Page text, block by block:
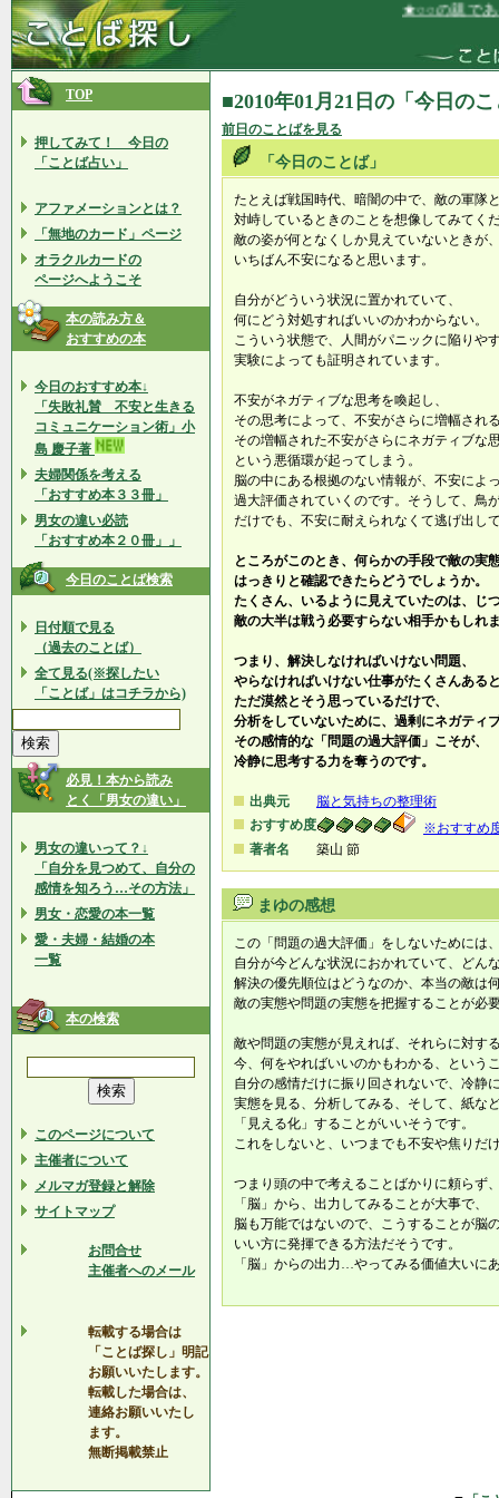
★○○の親である
TOP
押してみて！ 今日の
「ことば占い」
アファメーションとは？
「無地のカード」ページ
オラクルカードの
ページへようこそ
本の読み方＆
おすすめの本
今日のおすすめ本↓
「失敗礼賛 不安と生きる
コミュニケーション術」小
島 慶子著
夫婦関係を考える
「おすすめ本３３冊」
男女の違い必読
「おすすめ本２０冊」」
今日のことば検索
日付順で見る
（過去のことば）
全て見る(※探したい
「ことば」はコチラから)
必見！本から読み
とく「男女の違い」
男女の違いって？↓
「自分を見つめて、自分の
感情を知ろう…その方法」
男女・恋愛の本一覧
愛・夫婦・結婚の本
一覧
本の検索
このページについて
主催者について
メルマガ登録と解除
サイトマップ
お問合せ
主催者へのメール
転載する場合は
「ことば探し」明記
お願いいたします。
転載した場合は、
連絡お願いいたし
ます。
無断掲載禁止
■2010年01月21日の「今日の
前日のことばを見る
「今日のことば」
たとえば戦国時代、暗闇の中で、敵の軍隊
対峙しているときのことを想像してみてく
敵の姿が何となくしか見えていないときが
いちばん不安になると思います。
自分がどういう状況に置かれていて、
何にどう対処すればいいのかわからない。
こういう状態で、人間がパニックに陥りや
実験によっても証明されています。
不安がネガティブな思考を喚起し、
その思考によって、不安がさらに増幅され
その増幅された不安がさらにネガティブな
という悪循環が起ってしまう。
脳の中にある根拠のない情報が、不安によ
過大評価されていくのです。そうして、鳥
だけでも、不安に耐えられなくて逃げ出し
ところがこのとき、何らかの手段で敵の実
はっきりと確認できたらどうでしょうか。
たくさん、いるように見えていたのは、じ
敵の大半は戦う必要すらない相手かもしれ
つまり、解決しなければいけない問題、
やらなければいけない仕事がたくさんある
ただ漠然とそう思っているだけで、
分析をしていないために、過剰にネガティ
その感情的な「問題の過大評価」こそが、
冷静に思考する力を奪うのです。
出典元
脳と気持ちの整理術
おすすめ度
※おすすめ
著者名
築山 節
まゆの感想
この「問題の過大評価」をしないためには
自分が今どんな状況におかれていて、どん
解決の優先順位はどうなのか、本当の敵は
敵の実態や問題の実態を把握することが必
敵や問題の実態が見えれば、それらに対す
今、何をやればいいのかもわかる、という
自分の感情だけに振り回されないで、冷静
実態を見る、分析してみる、そして、紙な
「見える化」することがいいそうです。
これをしないと、いつまでも不安や焦りだ
つまり頭の中で考えることばかりに頼らず
「脳」から、出力してみることが大事で、
脳も万能ではないので、こうすることが脳
いい方に発揮できる方法だそうです。
「脳」からの出力…やってみる価値大いに